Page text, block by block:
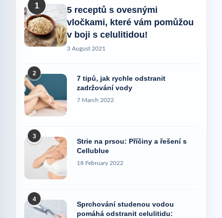
1
5 receptů s ovesnými
vločkami, které vám pomůžou
v boji s celulitidou!
3 August 2021
2
7 tipů, jak rychle odstranit
zadržování vody
7 March 2022
3
Strie na prsou: Příčiny a řešení s
Cellublue
18 February 2022
4
Sprchování studenou vodou
pomáhá odstranit celulitidu: